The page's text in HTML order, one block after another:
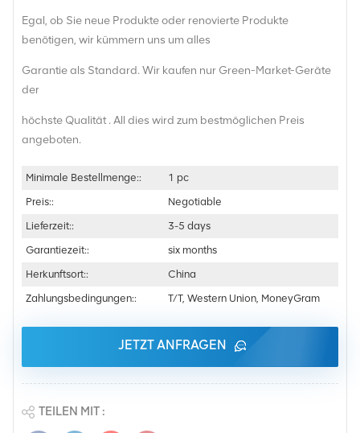
Egal, ob Sie neue Produkte oder renovierte Produkte
benötigen, wir kümmern uns um alles
Garantie als Standard. Wir kaufen nur Green-Market-Geräte
der
höchste Qualität . All dies wird zum bestmöglichen Preis
angeboten.
Minimale Bestellmenge::
1 pc
Preis::
Negotiable
Lieferzeit::
3-5 days
Garantiezeit::
six months
Herkunftsort::
China
Zahlungsbedingungen::
T/T, Western Union, MoneyGram
JETZT ANFRAGEN
TEILEN MIT :